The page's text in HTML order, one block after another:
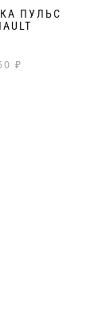
ПУЛЬС
₽